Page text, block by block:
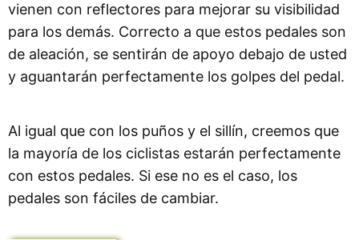
vienen con reflectores para mejorar su visibilidad
para los demás. Correcto a que estos pedales son
de aleación, se sentirán de apoyo debajo de usted
y aguantarán perfectamente los golpes del pedal.
Al igual que con los puños y el sillín, creemos que
la mayoría de los ciclistas estarán perfectamente
con estos pedales. Si ese no es el caso, los
pedales son fáciles de cambiar.